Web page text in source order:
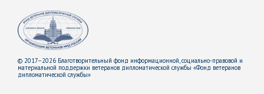
© 2017–2026 Благотворительный фонд информационной, социально-правовой и
материальной поддержки ветеранов дипломатической службы «Фонд ветеранов
дипломатической службы»